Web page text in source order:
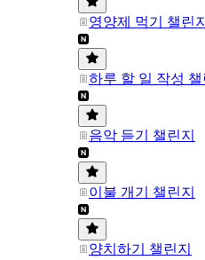
영양제 먹기 챌린지
하루 할 일 작성 챌
음악 듣기 챌린지
이불 개기 챌린지
양치하기 챌린지